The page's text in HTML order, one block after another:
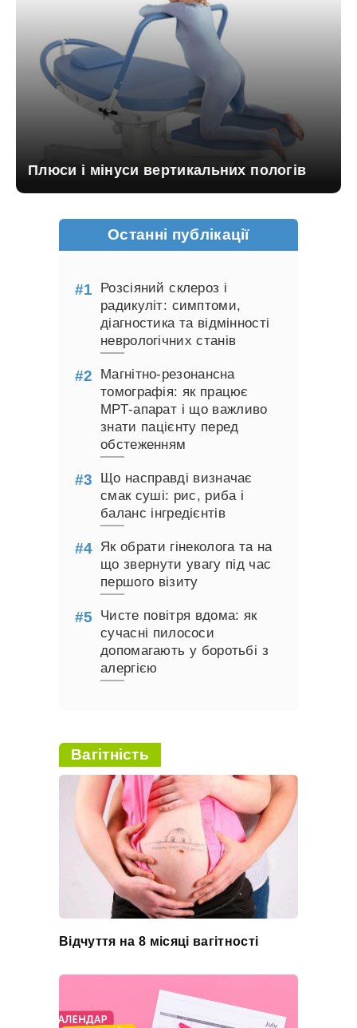
Плюси і мінуси вертикальних пологів
Останні публікації
Розсіяний склероз і
радикуліт: симптоми,
діагностика та відмінності
неврологічних станів
Магнітно-резонансна
томографія: як працює
МРТ-апарат і що важливо
знати пацієнту перед
обстеженням
Що насправді визначає
смак суші: рис, риба і
баланс інгредієнтів
Як обрати гінеколога та на
що звернути увагу під час
першого візиту
Чисте повітря вдома: як
сучасні пилососи
допомагають у боротьбі з
алергією
Вагітність
Відчуття на 8 місяці вагітності